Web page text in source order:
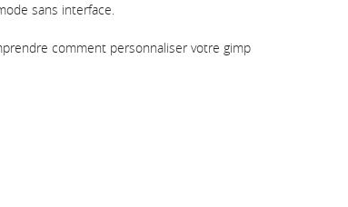
sans interface.
comment personnaliser votre gimp